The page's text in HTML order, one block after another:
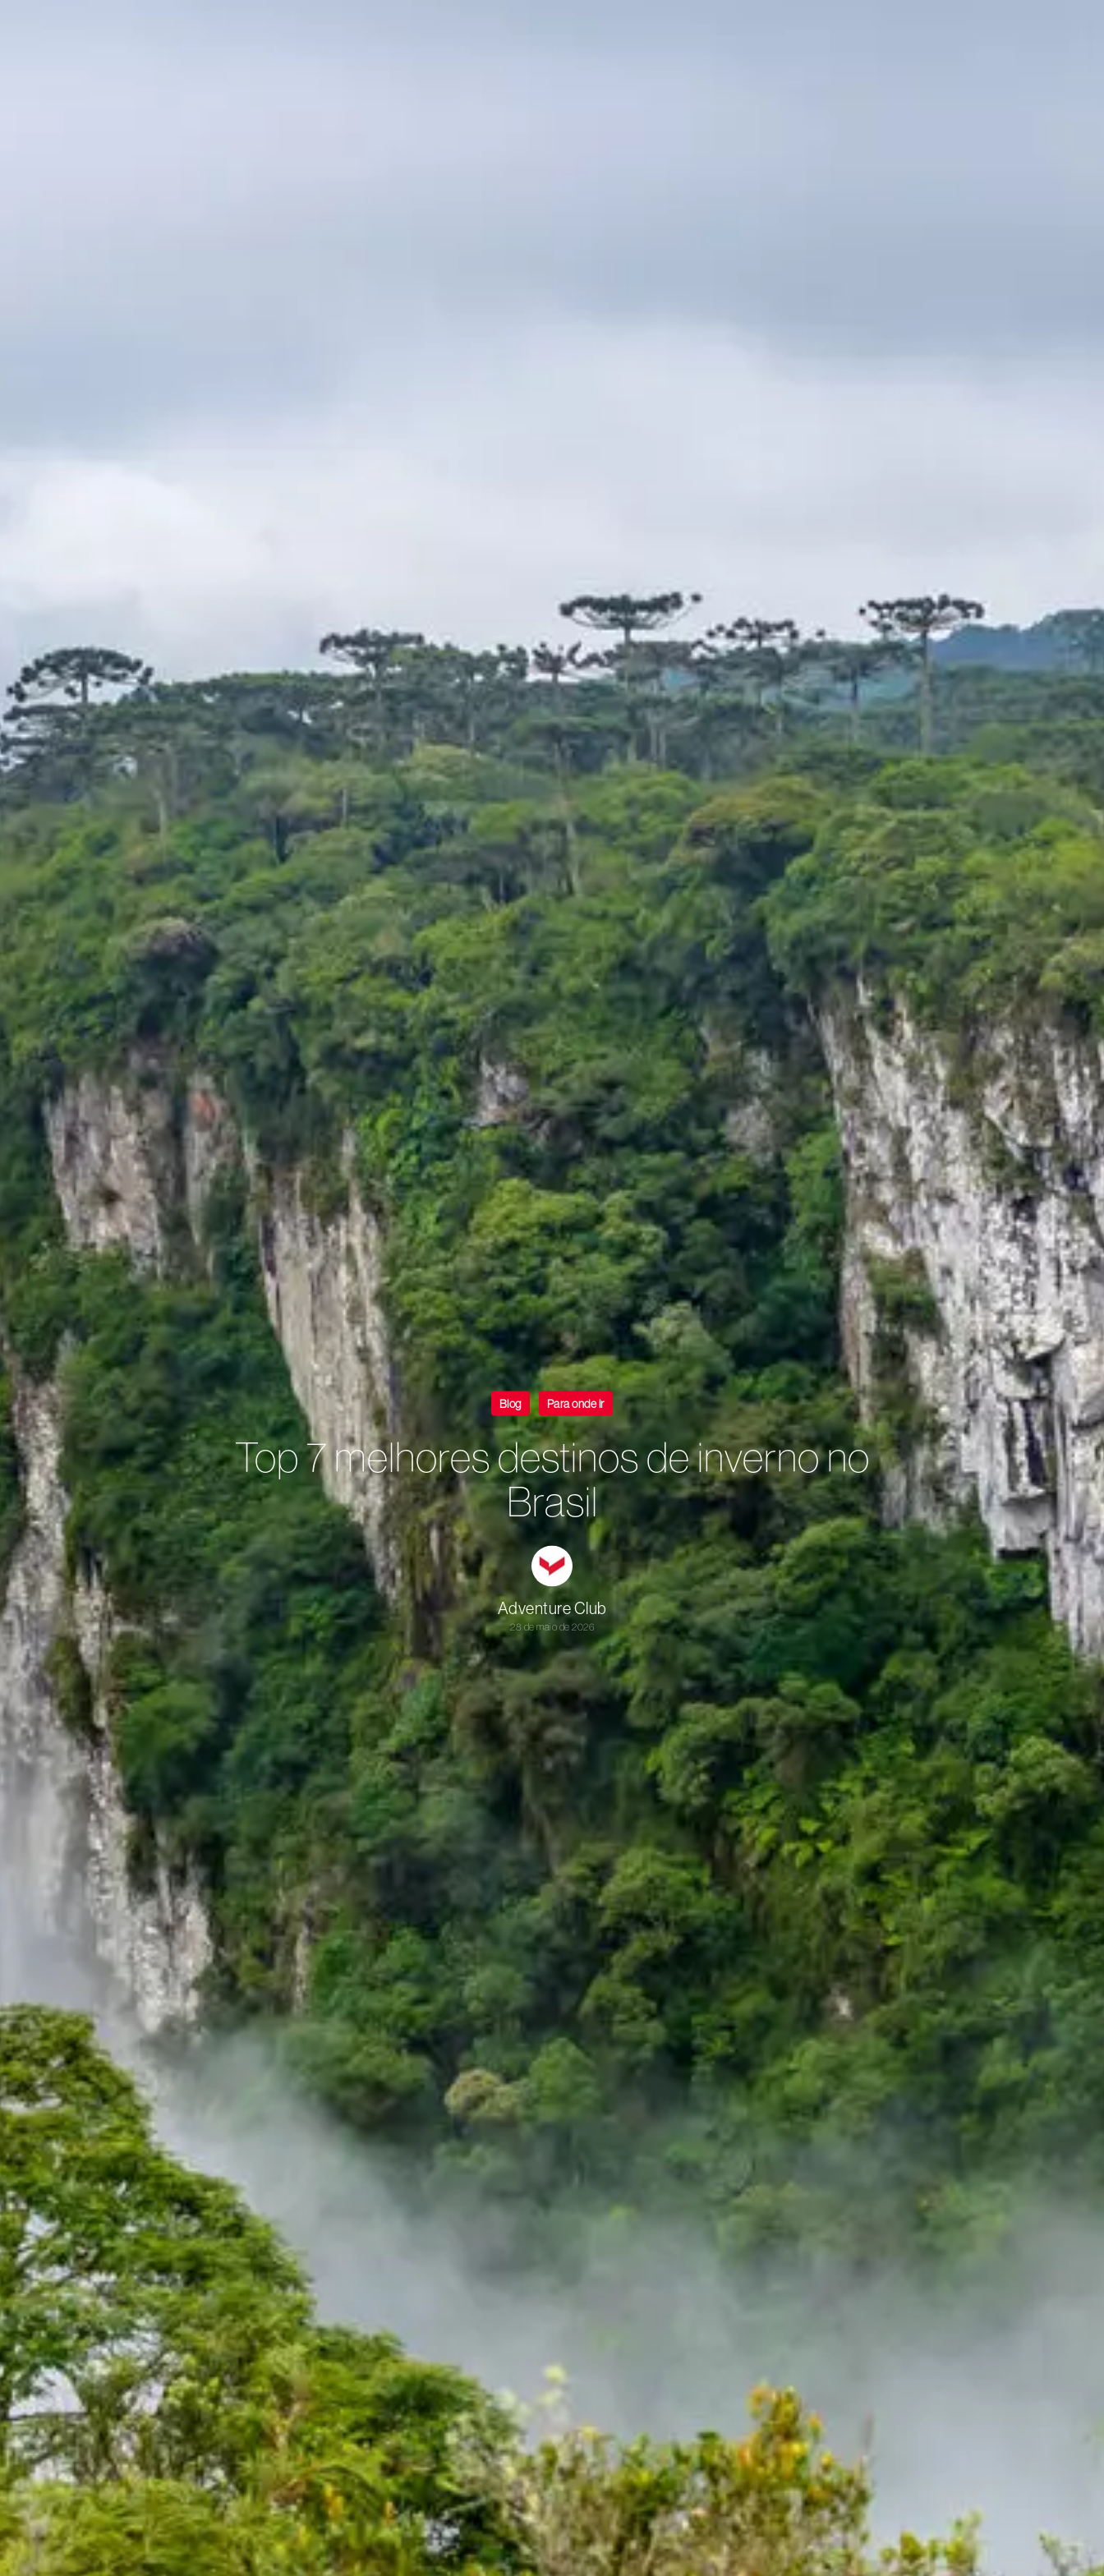
Blog Para onde ir
Top 7 melhores destinos de inverno no
Brasil
Adventure Club
28 de maio de 2026